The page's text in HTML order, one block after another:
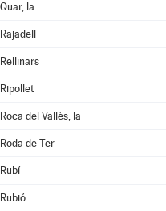
Quar, la
Rajadell
Rellinars
Ripollet
Roca del Vallès, la
Roda de Ter
Rubí
Rubió